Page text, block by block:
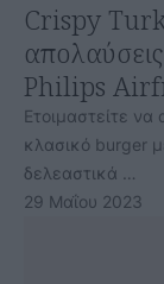
Crispy
Philips
Ετοιμαστείτε
κλασικό burger
δελεαστικά …
29 Μαΐου 2023